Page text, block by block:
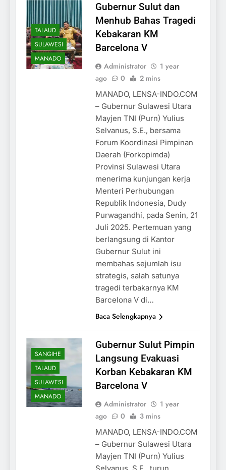
TALAUD
SULAWESI
MANADO
Gubernur Sulut dan
Menhub Bahas Tragedi
Kebakaran KM
Barcelona V
Administrator
1 year
ago
0 2 mins
MANADO, LENSA-INDO.COM
– Gubernur Sulawesi Utara
Mayjen TNI (Purn) Yulius
Selvanus, S.E., bersama
Forum Koordinasi Pimpinan
Daerah (Forkopimda)
Provinsi Sulawesi Utara
menerima kunjungan kerja
Menteri Perhubungan
Republik Indonesia, Dudy
Purwagandhi, pada Senin, 21
Juli 2025. Pertemuan yang
berlangsung di Kantor
Gubernur Sulut ini
membahas sejumlah isu
strategis, salah satunya
tragedi terbakarnya KM
Barcelona V di…
Baca Selengkapnya
SANGIHE
TALAUD
SULAWESI
MANADO
Gubernur Sulut Pimpin
Langsung Evakuasi
Korban Kebakaran KM
Barcelona V
Administrator
1 year
ago
0 3 mins
MANADO, LENSA-INDO.COM
– Gubernur Sulawesi Utara
Mayjen TNI (Purn) Yulius